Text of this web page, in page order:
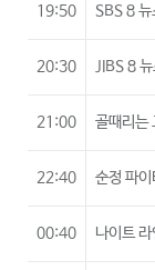
19:50 SBS 8 뉴
20:30 JIBS 8
21:00 골때리는
22:40 순정 파이
00:40 나이트 라